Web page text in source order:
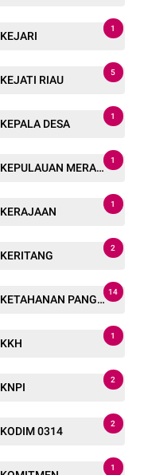
KEJARI
1
KEJATI RIAU
5
KEPALA DESA
1
KEPULAUAN MERANTI
1
KERAJAAN
1
KERITANG
2
KETAHANAN PANGAN
14
KKH
1
KNPI
2
KODIM 0314
2
1